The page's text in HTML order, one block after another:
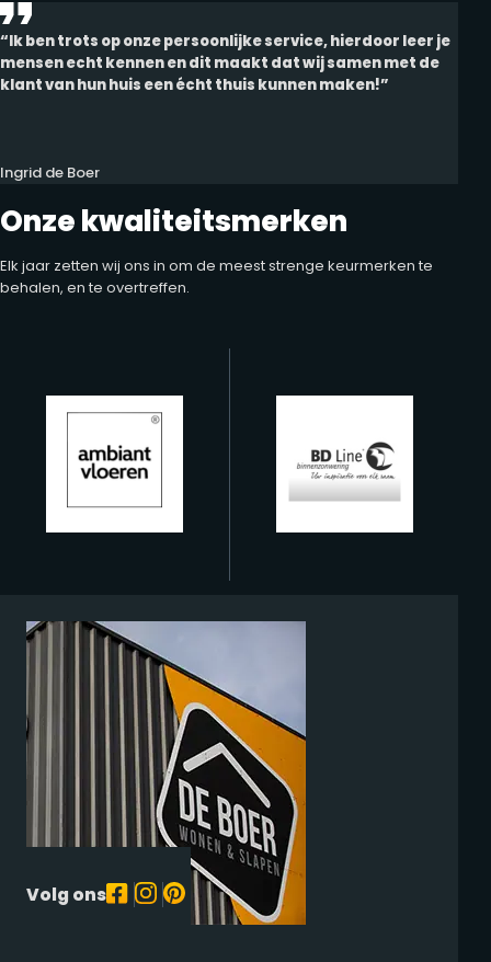
“Ik ben trots op onze persoonlijke service, hierdoor leer je
mensen echt kennen en dit maakt dat wij samen met de
klant van hun huis een écht thuis kunnen maken!”
Ingrid de Boer
Onze kwaliteitsmerken
Elk jaar zetten wij ons in om de meest strenge keurmerken te
behalen, en te overtreffen.
Volg ons